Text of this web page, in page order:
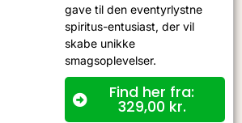
gave til den eventyrlystne
spiritus-entusiast, der vil
skabe unikke
smagsoplevelser.
Find her fra:
329,00 kr.